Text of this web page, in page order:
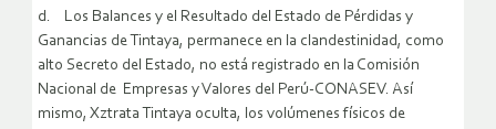
d. Los Balances y el Resultado del Estado de Pérdidas y
Ganancias de Tintaya, permanece en la clandestinidad, como
alto Secreto del Estado, no está registrado en la Comisión
Nacional de Empresas y Valores del Perú-CONASEV. Así
mismo, Xztrata Tintaya oculta, los volúmenes físicos de